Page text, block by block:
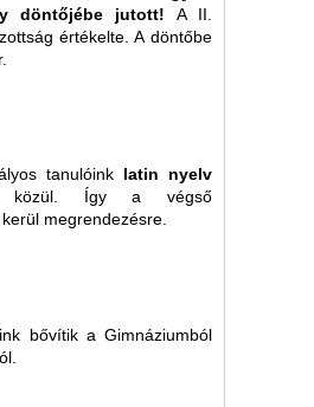
döntőjébe jutott! A II.
értékelte. A döntőbe
tanulóink
latin nyelv
közül. Így a végső
megrendezésre.
bővítik a Gimnáziumból